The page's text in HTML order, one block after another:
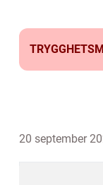
20 september